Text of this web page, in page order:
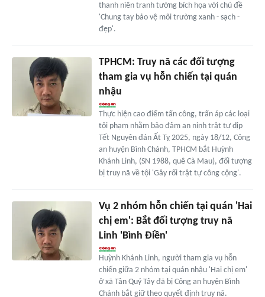
thanh niên tranh tường bích họa với chủ đề
'Chung tay bảo vệ môi trường xanh - sạch -
đẹp'.
TPHCM: Truy nã các đối tượng
tham gia vụ hỗn chiến tại quán
nhậu
Thực hiện cao điểm tấn công, trấn áp các loại
tội phạm nhằm bảo đảm an ninh trật tự dịp
Tết Nguyên đán Ất Tỵ 2025, ngày 18/12, Công
an huyện Bình Chánh, TPHCM bắt Huỳnh
Khánh Linh, (SN 1988, quê Cà Mau), đối tượng
bị truy nã về tội 'Gây rối trật tự công cộng'.
Vụ 2 nhóm hỗn chiến tại quán 'Hai
chị em': Bắt đối tượng truy nã
Linh 'Bình Điền'
Huỳnh Khánh Linh, người tham gia vụ hỗn
chiến giữa 2 nhóm tại quán nhậu 'Hai chị em'
ở xã Tân Quý Tây đã bị Công an huyện Bình
Chánh bắt giữ theo quyết định truy nã.